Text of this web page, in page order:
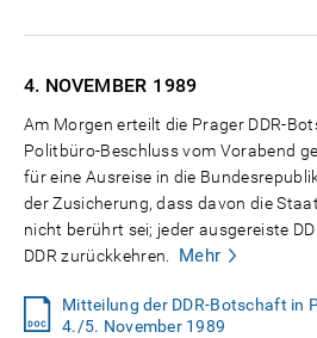
4. NOVEMBER 1989
Am Morgen erteilt die Prager DDR-
Politbüro-Beschluss vom Vorabend
für eine Ausreise in die
der Zusicherung, dass davon die
nicht berührt sei; jeder ausgereiste
DDR zurückkehren.
Mehr
Mitteilung der DDR-Botschaft in
4./5. November 1989